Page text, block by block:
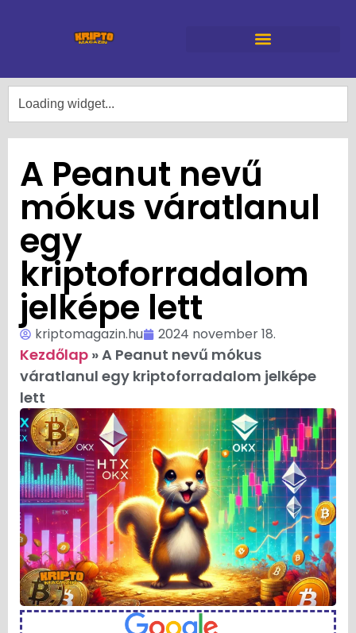
A Peanut nevű
mókus váratlanul
egy
kriptoforradalom
jelképe lett
kriptomagazin.hu 2024 november 18.
Kezdőlap »A Peanut nevű mókus
váratlanul egy kriptoforradalom jelképe
lett